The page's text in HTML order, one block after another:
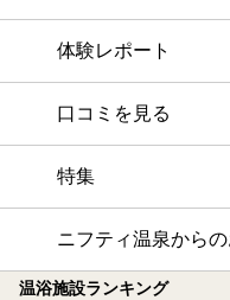
体験レポート
口コミを見る
特集
ニフティ温泉から
温浴施設ランキング